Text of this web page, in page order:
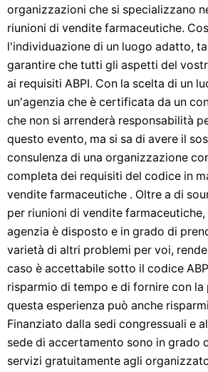
organizzazioni che si specializzano
riunioni di vendite farmaceutiche.
l'individuazione di un luogo adatto,
garantire che tutti gli aspetti del
ai requisiti ABPI. Con la scelta di un
un'agenzia che è certificata da un
che non si arrenderà responsabilità
questo evento, ma si sa di avere il
consulenza di una organizzazione
completa dei requisiti del codice in
vendite farmaceutiche . Oltre a di
per riunioni di vendite
agenzia è disposto e in grado di
varietà di altri problemi per voi,
caso è accettabile sotto il codice
risparmio di tempo e di fornire con la
questa esperienza può anche
Finanziato dalla sedi congressuali e
sede di accertamento sono in grado
servizi gratuitamente agli